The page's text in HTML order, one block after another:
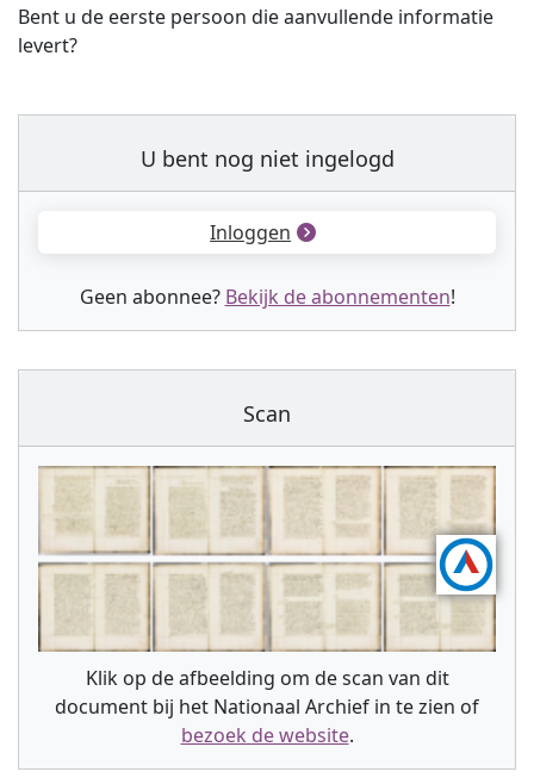
Bent u de eerste persoon die aanvullende informatie
levert?
U bent nog niet ingelogd
Inloggen
Geen abonnee? Bekijk de abonnementen!
Scan
Klik op de afbeelding om de scan van dit
document bij het Nationaal Archief in te zien of
bezoek de website.